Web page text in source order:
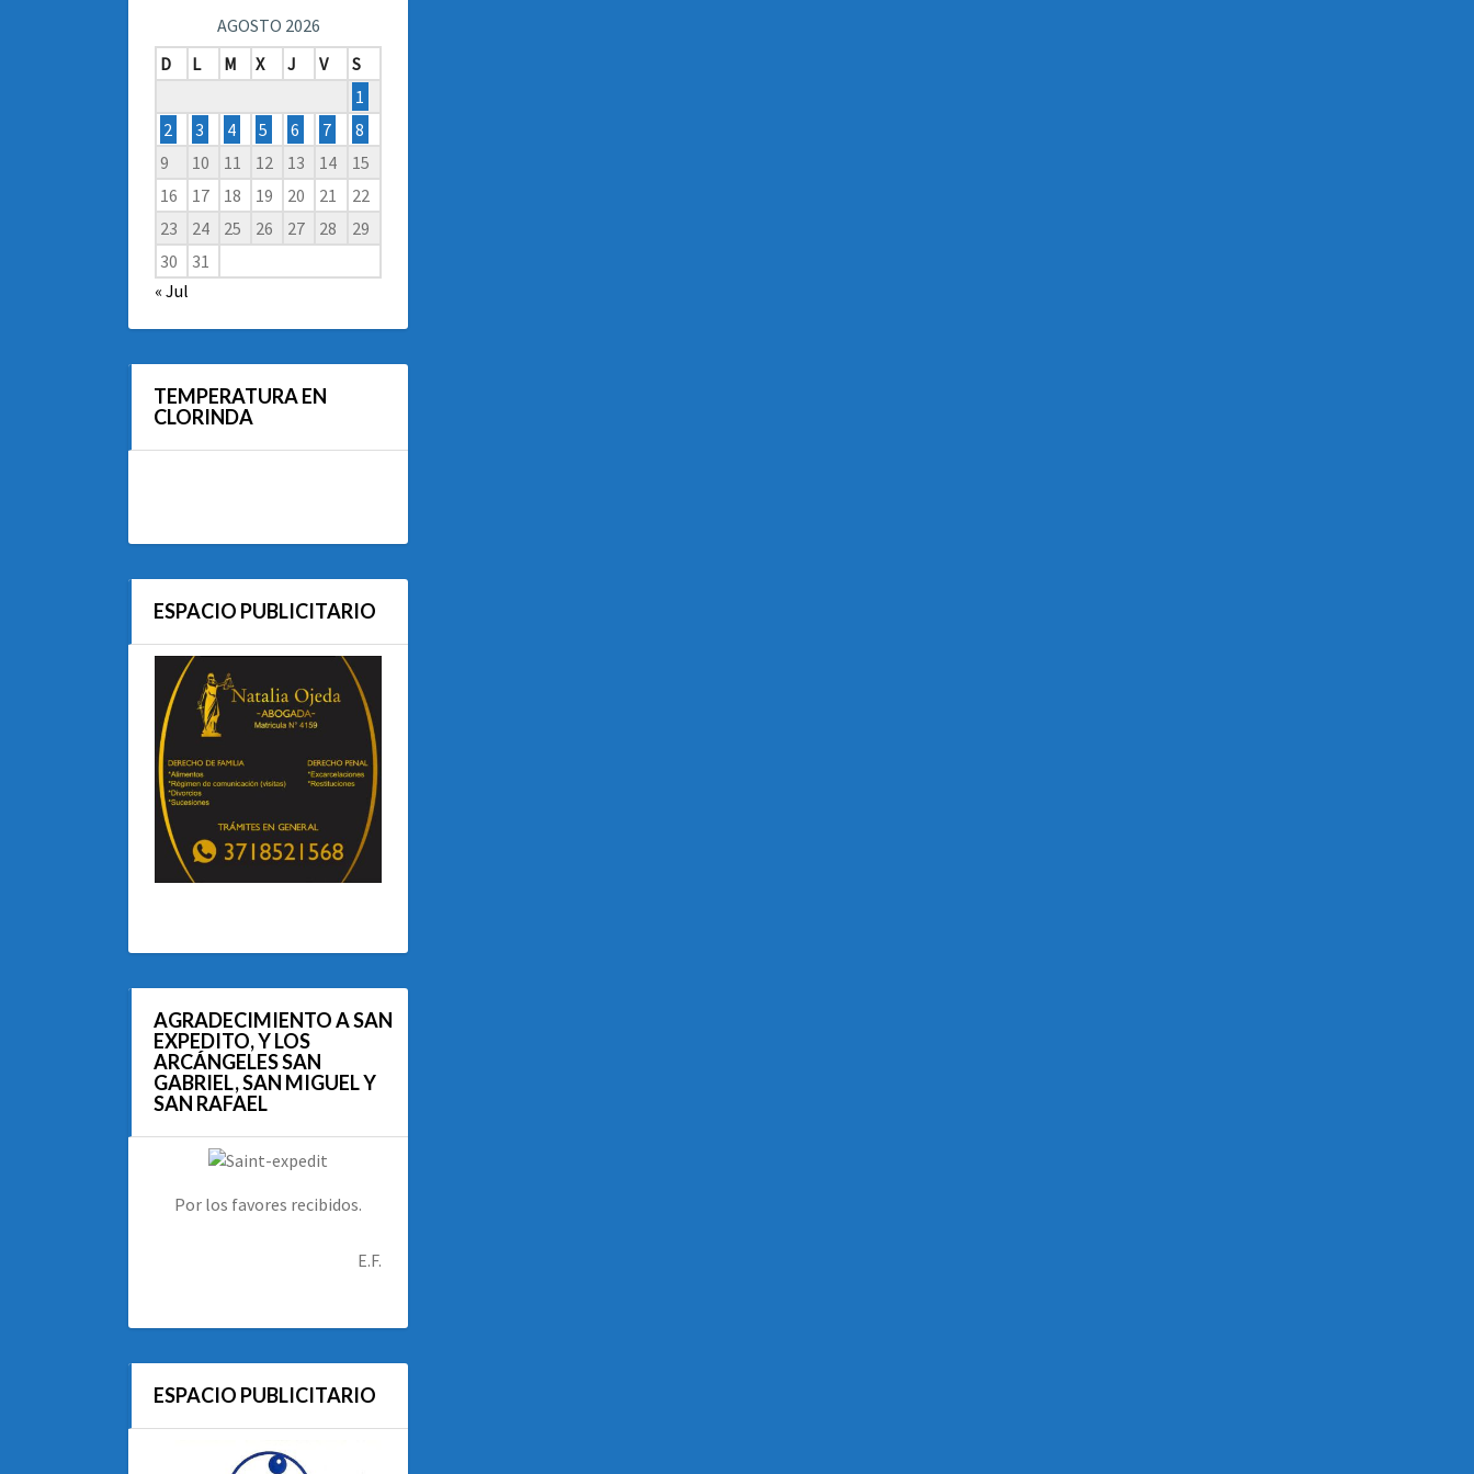
AGOSTO 2026
D
L M X J V
S
1
2
3 4 5 6 7
8
9
10 11 12 13 14
15
16
17 18 19 20 21
22
23
24 25 26 27 28
29
30
31
« Jul
TEMPERATURA EN
CLORINDA
ESPACIO PUBLICITARIO
AGRADECIMIENTO A SAN
EXPEDITO, Y LOS
ARCÁNGELES SAN
GABRIEL, SAN MIGUEL Y
SAN RAFAEL
Por los favores recibidos.
E.F.
ESPACIO PUBLICITARIO